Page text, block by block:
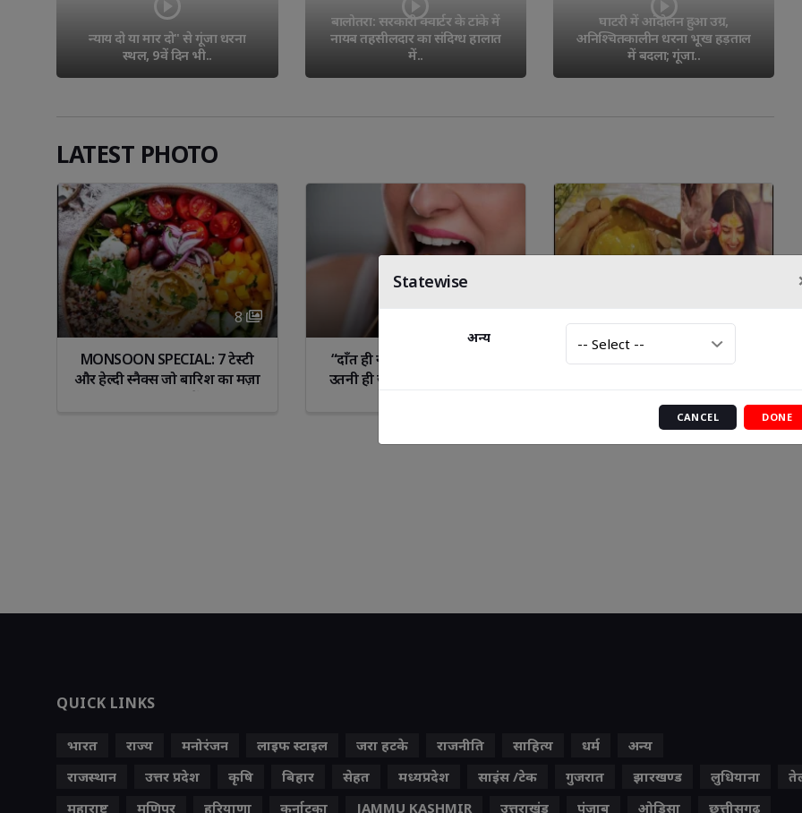
हर घर तिरंगा-हर दुकान तिरंगा अभियान चलाएगा कैट
न्याय दो या मार दो" से गूंजा धरना
स्थल, 9वें दिन भी..
बालोतरा: सरकारी क्वार्टर के टांके में
नायब तहसीलदार का संदिग्ध हालात
में..
घाटरी में आंदोलन हुआ उग्र,
अनिश्चितकालीन धरना भूख हड़ताल
में बदला; गूंजा..
LATEST PHOTO
8
MONSOON SPECIAL: 7 टेस्टी
और हेल्दी स्नैक्स जो बारिश का मज़ा
“दाँत ही नहीं, जीभ की सफाई भी
उतनी ही जरूरी है—क्या आप इसे
गर्मियों में शादी के लिए चेहरा कैसे
Libra Scorpio Sagittarius Capricorn Aquarius
QUICK LINKS
भारत राज्य मनोरंजन लाइफ स्‍टाइल जरा हटके राजनीति साहित्य धर्म
अन्य
राजस्थान
उत्तर प्रदेश कृषि बिहार सेहत मध्यप्रदेश साइंस /टेक गुजरात झारखण्ड लुधियाना
महाराष्ट्र
मणिपुर हरियाणा कर्नाटका JAMMU KASHMIR उत्तराखंड पंजाब ओड़िसा छत्तीसगढ़
Statewise
अन्य
CANCEL DONE